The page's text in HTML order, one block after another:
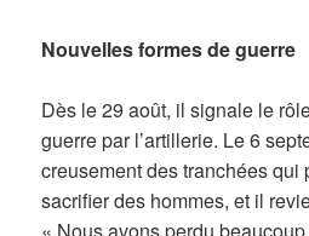
Nouvelles formes de guerre
Dès le 29 août, il signale le
guerre par l’artillerie. Le 6
creusement des tranchées qui
sacrifier des hommes, et il